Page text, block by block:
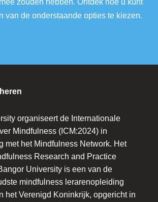
van de onderstaande opties te kiezen.
organiseert de Internationale
Mindfulness (ICM:2024) in
met het Mindfulness Network. Het
Research and Practice
University is een van de
mindfulness lerarenopleiding
het Verenigd Koninkrijk, opgericht in